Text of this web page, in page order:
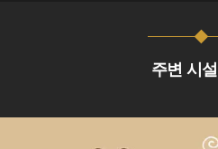
주변 시